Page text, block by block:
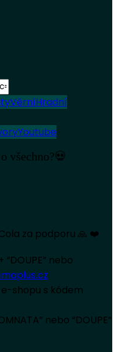
VěrníHradní
Youtube
všechno?💀
za podporu 🙏 ❤️
nebo
e-shopu s kódem
nebo “DOUPE”